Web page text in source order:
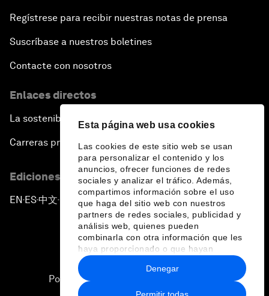
Esta página web usa cookies
Las cookies de este sitio web se usan
para personalizar el contenido y los
anuncios, ofrecer funciones de redes
sociales y analizar el tráfico. Además,
compartimos información sobre el uso
que haga del sitio web con nuestros
partners de redes sociales, publicidad y
análisis web, quienes pueden
combinarla con otra información que les
haya proporcionado o que hayan
recopilado a partir del uso que haya
hecho de sus servicios.
Permitir todas
Denegar
Regístrese para recibir nuestras notas de prensa
Suscríbase a nuestros boletines
Contacte con nosotros
Enlaces directos
La sostenibilidad en el Foro
Carreras profesionales
Ediciones en otros idiomas
EN ▪ES▪中文▪ 日本語
Política de privacidad y normas de uso